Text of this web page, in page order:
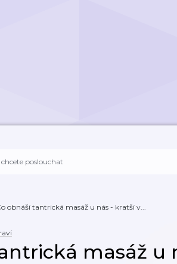
obnáší tantrická masáž u nás - kratší v...
masáž u